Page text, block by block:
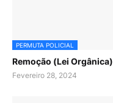
PERMUTA POLICIAL
Remoção (Lei Orgânica)
Fevereiro 28, 2024